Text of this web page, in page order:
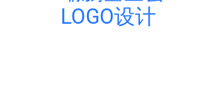
LOGO设计